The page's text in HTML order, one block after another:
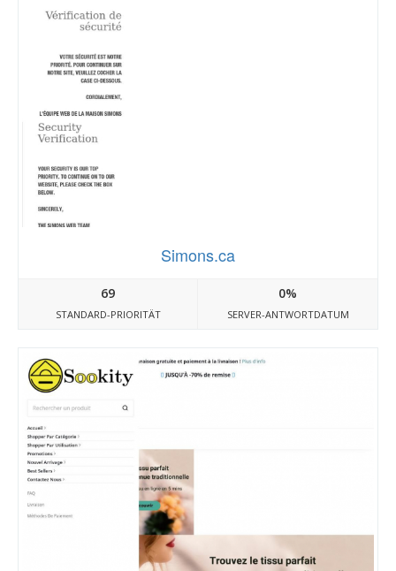
Simons.ca
69
STANDARD-PRIORITÄT
0%
SERVER-ANTWORTDATUM